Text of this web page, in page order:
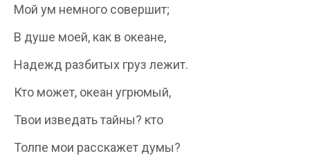
Мой ум немного совершит;
В душе моей, как в океане,
Надежд разбитых груз лежит.
Кто может, океан угрюмый,
Твои изведать тайны? кто
Толпе мои расскажет думы?